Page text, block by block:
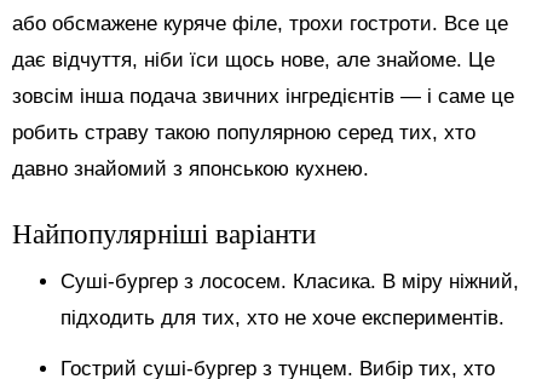
або обсмажене куряче філе, трохи гостроти. Все це
дає відчуття, ніби їси щось нове, але знайоме. Це
зовсім інша подача звичних інгредієнтів — і саме це
робить страву такою популярною серед тих, хто
давно знайомий з японською кухнею.
Найпопулярніші варіанти
Суші-бургер з лососем. Класика. В міру ніжний,
підходить для тих, хто не хоче експериментів.
Гострий суші-бургер з тунцем. Вибір тих, хто